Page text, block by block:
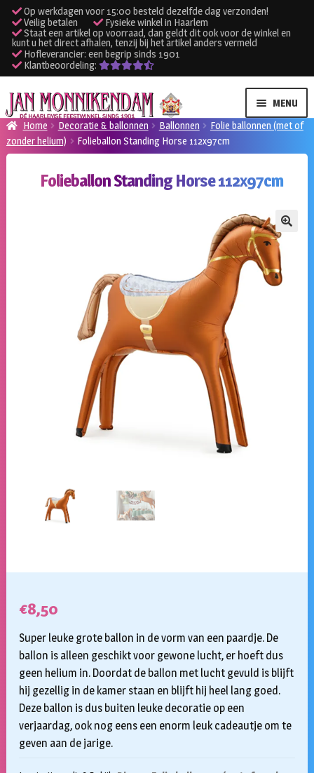
Op werkdagen voor 15:00 besteld dezelfde dag verzonden!
Veilig betalen
Fysieke winkel in Haarlem
Staat een artikel op voorraad, dan geldt dit ook voor de winkel en
kunt u het direct afhalen, tenzij bij het artikel anders vermeld
Hofleverancier: een begrip sinds 1901
Klantbeoordeling:
Ga
door
naar
navigatie
Ga
naar
de
inhoud
MENU
Verhuur kleding
Verhuur apparatuur
Home Decoratie & ballonnen Ballonnen
Folie ballonnen (met of
zonder helium)
Folieballon Standing Horse 112x97cm
Folieballon Standing Horse 112x97cm
€8,50
Super leuke grote ballon in de vorm van een paardje. De
ballon is alleen geschikt voor gewone lucht, er hoeft dus
geen helium in. Doordat de ballon met lucht gevuld is blijft
hij gezellig in de kamer staan en blijft hij heel lang goed.
Deze ballon is dus buiten leuke decoratie op een
verjaardag, ook nog eens een enorm leuk cadeautje om te
geven aan de jarige.